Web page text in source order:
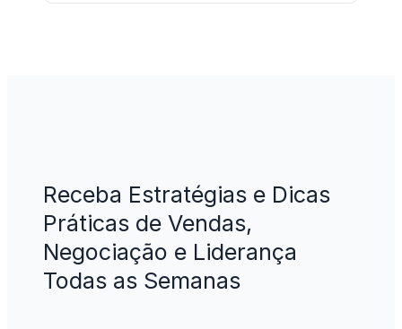
Receba Estratégias e Dicas
Práticas de Vendas,
Negociação e Liderança
Todas as Semanas